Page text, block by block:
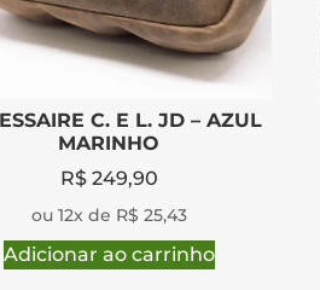
C. E L. JD – AZUL
MARINHO
R$249,90
ou 12x de R$ 25,43
Adicionar ao carrinho